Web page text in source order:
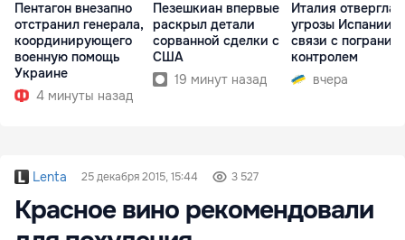
Пентагон внезапно
отстранил генерала,
координирующего
военную помощь
Украине
4 минуты назад
Пезешкиан впервые
раскрыл детали
сорванной сделки с
США
19 минут назад
Италия отвергла
угрозы Испании в
связи с
контролем
вчера
Lenta 25 декабря 2015, 15:44 3 527
Красное вино рекомендовали